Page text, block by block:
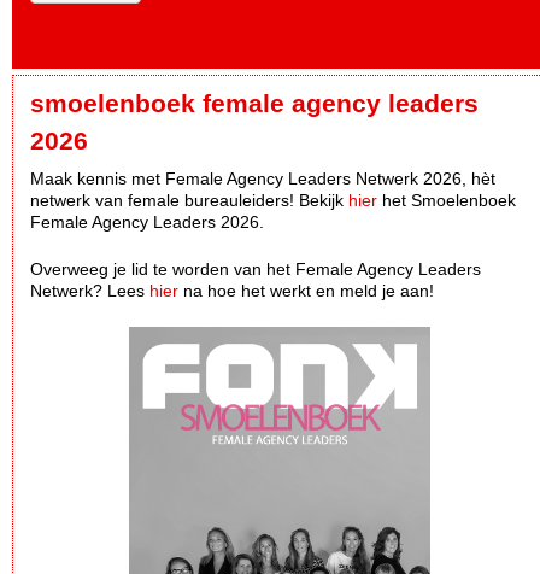
smoelenboek female agency leaders
2026
Maak kennis met Female Agency Leaders Netwerk 2026, hèt
netwerk van female bureauleiders! Bekijk hier het Smoelenboek
Female Agency Leaders 2026.
Overweeg je lid te worden van het Female Agency Leaders
Netwerk? Lees hier na hoe het werkt en meld je aan!